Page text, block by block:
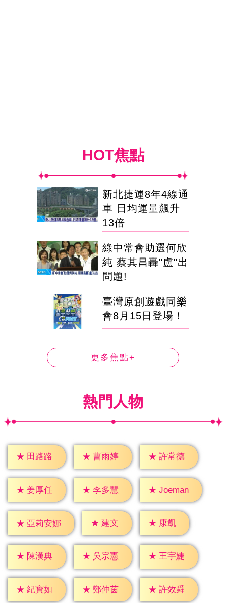
HOT焦點
新北捷運8年4線通
車 日均運量飆升
13倍
綠中常會助選何欣
純 蔡其昌轟"盧"出
問題!
臺灣原創遊戲同樂
會8月15日登場！
更多焦點+
熱門人物
★ 田路路 ★ 曹雨婷 ★ 許常德
★ 姜厚任 ★ 李多慧 ★ Joeman
★ 亞莉安娜 ★ 建文 ★ 康凱
★ 陳漢典 ★ 吳宗憲 ★ 王宇婕
★ 紀寶如 ★ 鄭仲茵 ★ 許效舜